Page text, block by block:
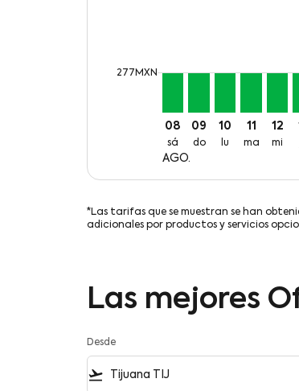
277MXN
08
sá
AGO.
09
do
10
lu
11
ma
12
mi
*Las tarifas que se muestran se han
adicionales por productos y servicios
Las mejores
Desde
flight_takeoff